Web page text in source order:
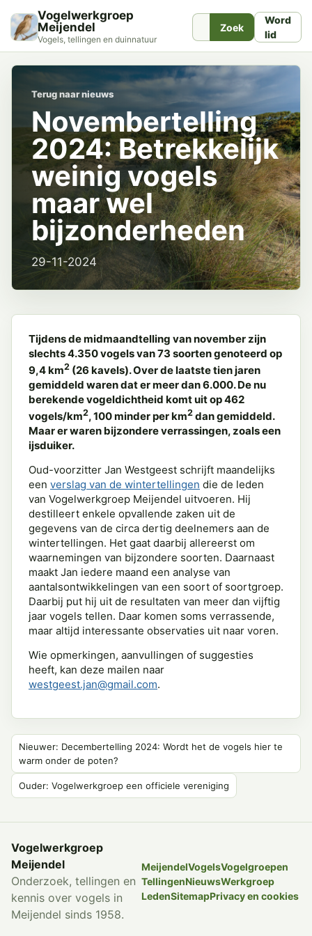
Vogelwerkgroep
Meijendel
Vogels, tellingen en duinnatuur
Zoek
Word
lid
Terug naar nieuws
Novembertelling
2024: Betrekkelijk
weinig vogels
maar wel
bijzonderheden
29-11-2024
Tijdens de midmaandtelling van november zijn
slechts 4.350 vogels van 73 soorten genoteerd op
9,4 km2 (26 kavels). Over de laatste tien jaren
gemiddeld waren dat er meer dan 6.000. De nu
berekende vogeldichtheid komt uit op 462
vogels/km2, 100 minder per km2 dan gemiddeld.
Maar er waren bijzondere verrassingen, zoals een
ijsduiker.
Oud-voorzitter Jan Westgeest schrijft maandelijks
een verslag van de wintertellingen die de leden
van Vogelwerkgroep Meijendel uitvoeren. Hij
destilleert enkele opvallende zaken uit de
gegevens van de circa dertig deelnemers aan de
wintertellingen. Het gaat daarbij allereerst om
waarnemingen van bijzondere soorten. Daarnaast
maakt Jan iedere maand een analyse van
aantalsontwikkelingen van een soort of soortgroep.
Daarbij put hij uit de resultaten van meer dan vijftig
jaar vogels tellen. Daar komen soms verrassende,
maar altijd interessante observaties uit naar voren.
Wie opmerkingen, aanvullingen of suggesties
heeft, kan deze mailen naar
westgeest.jan@gmail.com.
Nieuwer: Decembertelling 2024: Wordt het de vogels hier te
warm onder de poten?
Ouder: Vogelwerkgroep een officiele vereniging
Vogelwerkgroep
Meijendel
Onderzoek, tellingen en
kennis over vogels in
Meijendel sinds 1958.
MeijendelVogelsVogelgroepen
TellingenNieuwsWerkgroep
LedenSitemapPrivacy en cookies